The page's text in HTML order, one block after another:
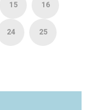
15 16
24 25